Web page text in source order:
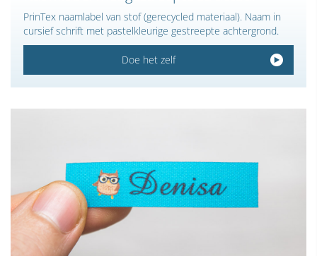
PrinTex naamlabel van stof (gerecycled materiaal). Naam in
cursief schrift met pastelkleurige gestreepte achtergrond.
Doe het zelf